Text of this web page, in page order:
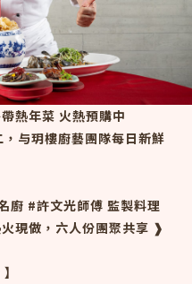
熱年菜 火熱預購中
与玥樓廚藝團隊每日新鮮
廚 #許文光師傅 監製料理
現做，六人份團聚共享 ❱